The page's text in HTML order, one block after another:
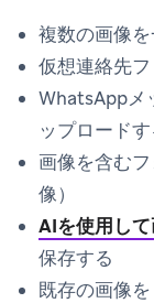
複数の画像
仮想連絡先
WhatsAppメ
ップロードす
画像を含む
像）
AIを使用し
保存する
既存の画像